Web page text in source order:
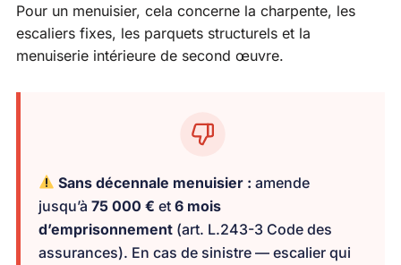
Pour un menuisier, cela concerne la charpente, les
escaliers fixes, les parquets structurels et la
menuiserie intérieure de second œuvre.
Sans décennale menuisier : amende
jusqu’à 75 000 € et 6 mois
d’emprisonnement (art. L.243-3 Code des
assurances). En cas de sinistre — escalier qui